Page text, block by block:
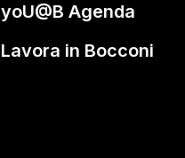
yoU@B Agenda
Lavora in Bocconi